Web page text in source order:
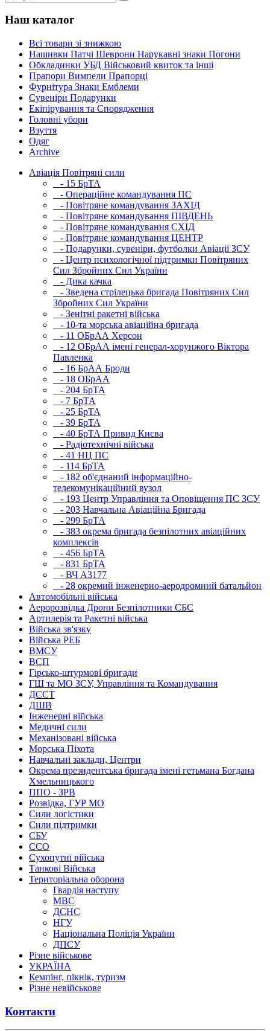
Наш каталог
Всі товари зі знижкою
Нашивки Патчі Шеврони Нарукавні знаки Погони
Обкладинки УБД Військовий квиток та інші
Прапори Вимпели Прапорці
Фурнітура Знаки Емблеми
Сувеніри Подарунки
Екіпірування та Спорядження
Головні убори
Взуття
Одяг
Archive
Авіація Повітряні сили
- 15 БрТА
- Операційне командування ПС
- Повітряне командування ЗАХІД
- Повітряне командування ПІВДЕНЬ
- Повітряне командування СХІД
- Повітряне командування ЦЕНТР
- Подарунки, сувеніри, футболки Авіації ЗСУ
- Центр психологічної підтримки Повітряних
Сил Збройних Сил України
- Дика качка
- Зведена стрілецька бригада Повітряних Сил
Збройних Сил України
- Зенітні ракетні війська
- 10-та морська авіаційна бригада
- 11 ОБрАА Херсон
- 12 ОБрАА імені генерал-хорунжого Віктора
Павленка
- 16 БрАА Броди
- 18 ОБрАА
- 204 БрТА
- 7 БрТА
- 25 БрТА
- 39 БрТА
- 40 БрТА Привид Києва
- Радіотехнічні війська
- 41 НЦ ПС
- 114 БрТА
- 182 об'єднаний інформаційно-
телекомунікаційний вузол
- 193 Центр Управління та Оповіщення ПС ЗСУ
- 203 Навчальна Авіаційна Бригада
- 299 БрТА
- 383 окрема бригада безпілотних авіаційних
комплексів
- 456 БрТА
- 831 БрТА
- ВЧ А3177
- 28 окремий інженерно-аеродромний батальйон
Автомобільні війська
Аеророзвідка Дрони Безпілотники СБС
Артилерія та Ракетні війська
Війська зв'язку
Війська РЕБ
ВМСУ
ВСП
Гірсько-штурмові бригади
ГШ та МО ЗСУ, Управління та Командування
ДССТ
ДШВ
Інженерні війська
Медичні сили
Механізовані війська
Морська Піхота
Навчальні заклади, Центри
Окрема президентська бригада імені гетьмана Богдана
Хмельницького
ППО - ЗРВ
Розвідка, ГУР МО
Сили логістики
Сили підтримки
СБУ
ССО
Сухопутні війська
Танкові Війська
Територіальна оборона
Гвардія наступу
МВС
ДСНС
НГУ
Національна Поліція України
ДПСУ
Різне військове
УКРАЇНА
Кемпінг, пікнік, туризм
Різне невійськове
Контакти